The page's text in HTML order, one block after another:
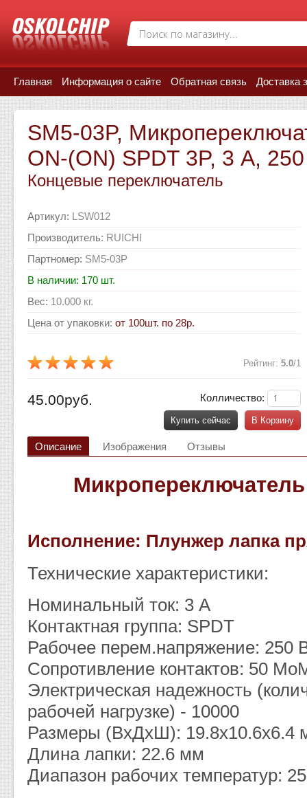
Главная Информация о сайте Обратная связь Доставка
SM5-03P,
ON-(ON) SPDT 3P, 3 А,
Концевые переключатель
Артикул: LSW012
Производитель: RUICHI
Партномер: SM5-03P
В наличии: 170 шт.
Вес: 10.000 кг.
Цена от упаковки: от 100шт. по 28р.
Рейтинг: 5.0/1
Колличество:
В Корзину
Купить сейчас
45.00руб.
Описание Изображения Отзывы
Исполнение: Плунжер лапка
Технические характеристики:
Номинальный ток: 3 A
Контактная группа: SPDT
Рабочее перем.напряжение: 250
Сопротивление контактов: 50
Электрическая надежность
рабочей нагрузке) - 10000
Размеры (ВхДхШ): 19.8x10.6x6.4
Длина лапки: 22.6 мм
Диапазон рабочих температур: